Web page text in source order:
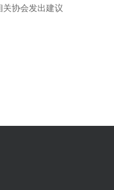
关协会发出建议